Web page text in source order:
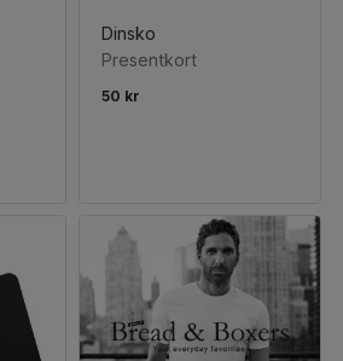
Dinsko
Presentkort
50 kr